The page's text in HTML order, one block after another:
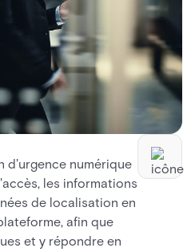
d'urgence numérique
les informations
de localisation en
afin que
et y répondre en